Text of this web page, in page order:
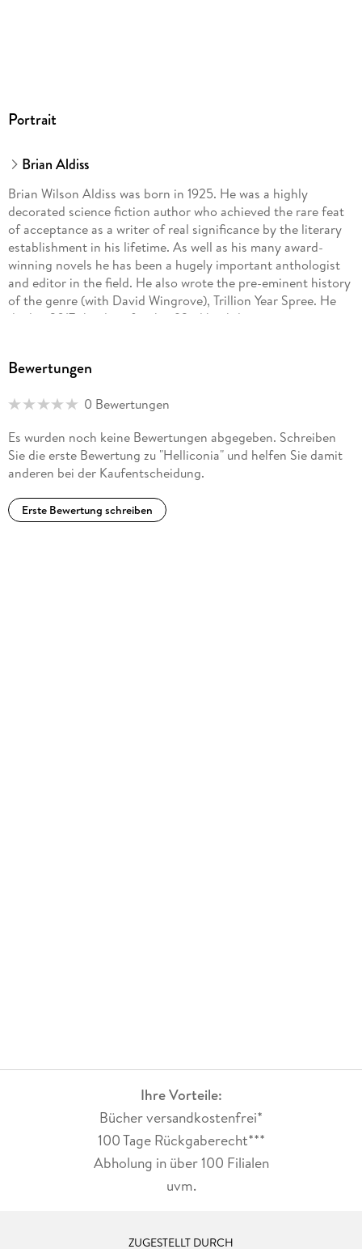
Portrait
Brian Aldiss
Brian Wilson Aldiss was born in 1925. He was a highly
decorated science fiction author who achieved the rare feat
of acceptance as a writer of real significance by the literary
establishment in his lifetime. As well as his many award-
winning novels he has been a hugely important anthologist
and editor in the field. He also wrote the pre-eminent history
of the genre (with David Wingrove), Trillion Year Spree. He
died in 2017 the day after his 92nd birthday.
Bewertungen
0 Bewertungen
Es wurden noch keine Bewertungen abgegeben. Schreiben
Sie die erste Bewertung zu "Helliconia" und helfen Sie damit
anderen bei der Kaufentscheidung.
Erste Bewertung schreiben
Ihre Vorteile:
Bücher versandkostenfrei*
100 Tage Rückgaberecht***
Abholung in über 100 Filialen
uvm.
ZUGESTELLT DURCH